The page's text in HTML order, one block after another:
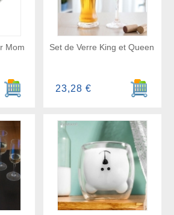
Mom
Ajouter au panier
Set de Verre King et Queen
Ajouter
23,28 €